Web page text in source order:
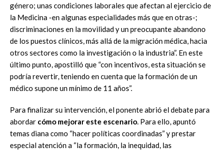
género; unas condiciones laborales que afectan al ejercicio de
la Medicina -en algunas especialidades más que en otras-;
discriminaciones en la movilidad y un preocupante abandono
de los puestos clínicos, más allá de la migración médica, hacia
otros sectores como la investigación o la industria”. En este
último punto, apostilló que “con incentivos, esta situación se
podría revertir, teniendo en cuenta que la formación de un
médico supone un mínimo de 11 años”.
Para finalizar su intervención, el ponente abrió el debate para
abordar cómo mejorar este escenario. Para ello, apuntó
temas diana como “hacer políticas coordinadas” y prestar
especial atención a “la formación, la inequidad, las